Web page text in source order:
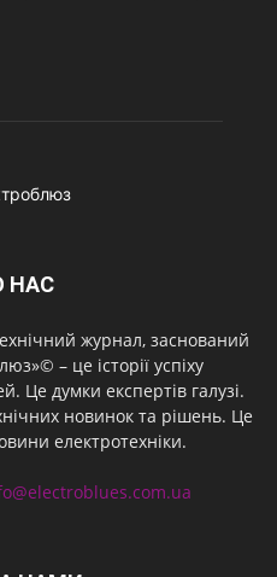
НАС
журнал, заснований
– це історії успіху
Це думки експертів галузі.
новинок та рішень. Це
електротехніки.